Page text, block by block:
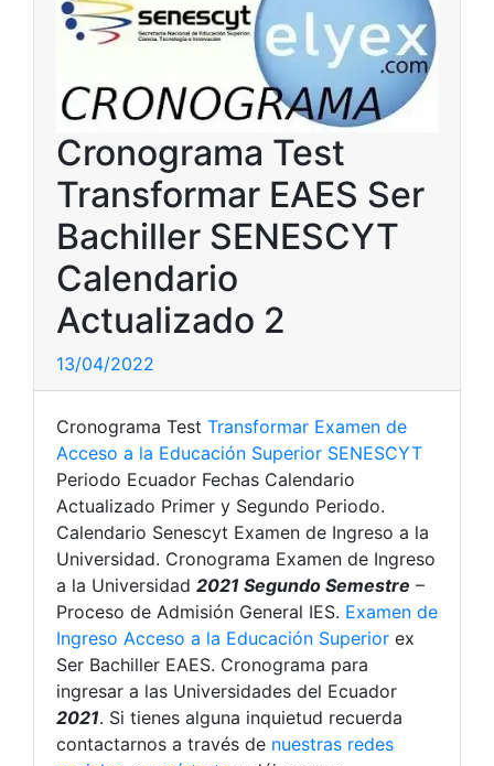
Cronograma Test
Transformar EAES Ser
Bachiller SENESCYT
Calendario
Actualizado 2
13/04/2022
Cronograma Test Transformar Examen de
Acceso a la Educación Superior SENESCYT
Periodo Ecuador Fechas Calendario
Actualizado Primer y Segundo Periodo.
Calendario Senescyt Examen de Ingreso a la
Universidad. Cronograma Examen de Ingreso
a la Universidad 2021 Segundo Semestre –
Proceso de Admisión General IES. Examen de
Ingreso Acceso a la Educación Superior ex
Ser Bachiller EAES. Cronograma para
ingresar a las Universidades del Ecuador
2021. Si tienes alguna inquietud recuerda
contactarnos a través de nuestras redes